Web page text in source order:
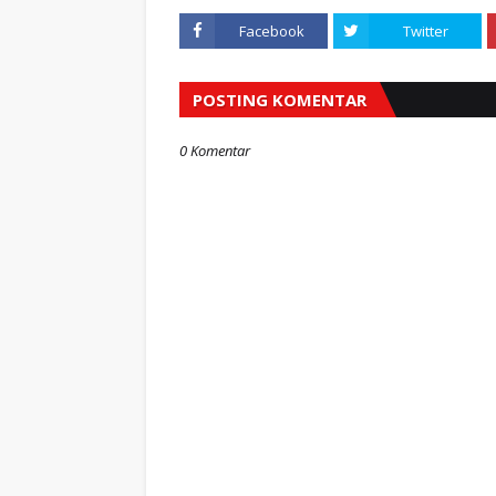
Facebook Twitter
POSTING KOMENTAR
0 Komentar